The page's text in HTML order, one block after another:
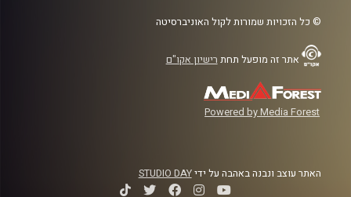
© כל הזכויות שמורות לקול האוניברסיטה
אתר זה מופעל תחת רישיון אקו"ם
Powered by Media Forest
האתר עוצב ונבנה באהבה על ידיSTUDIO DAY